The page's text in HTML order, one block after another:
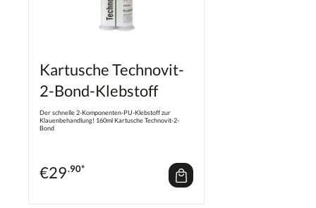
Kartusche Technovit-
2-Bond-Klebstoff
Der schnelle 2-Komponenten-PU-Klebstoff zur
Klauenbehandlung! 160ml Kartusche Technovit-2-
Bond
€29.90*